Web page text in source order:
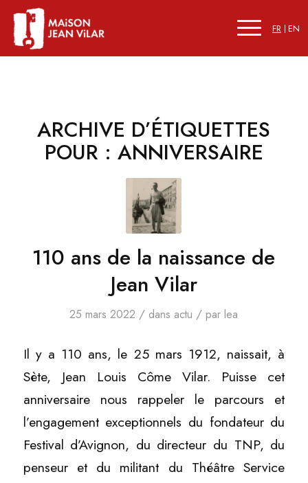
FR EN
ARCHIVE D’ÉTIQUETTES
POUR : ANNIVERSAIRE
110 ans de la naissance de
Jean Vilar
25 mars 2022 / dans actu / parlea
Il y a 110 ans, le 25 mars 1912, naissait, à
Sète, Jean Louis Côme Vilar. Puisse cet
anniversaire nous rappeler le parcours et
l’engagement exceptionnels du fondateur du
Festival d’Avignon, du directeur du TNP, du
penseur et du militant du Théâtre Service